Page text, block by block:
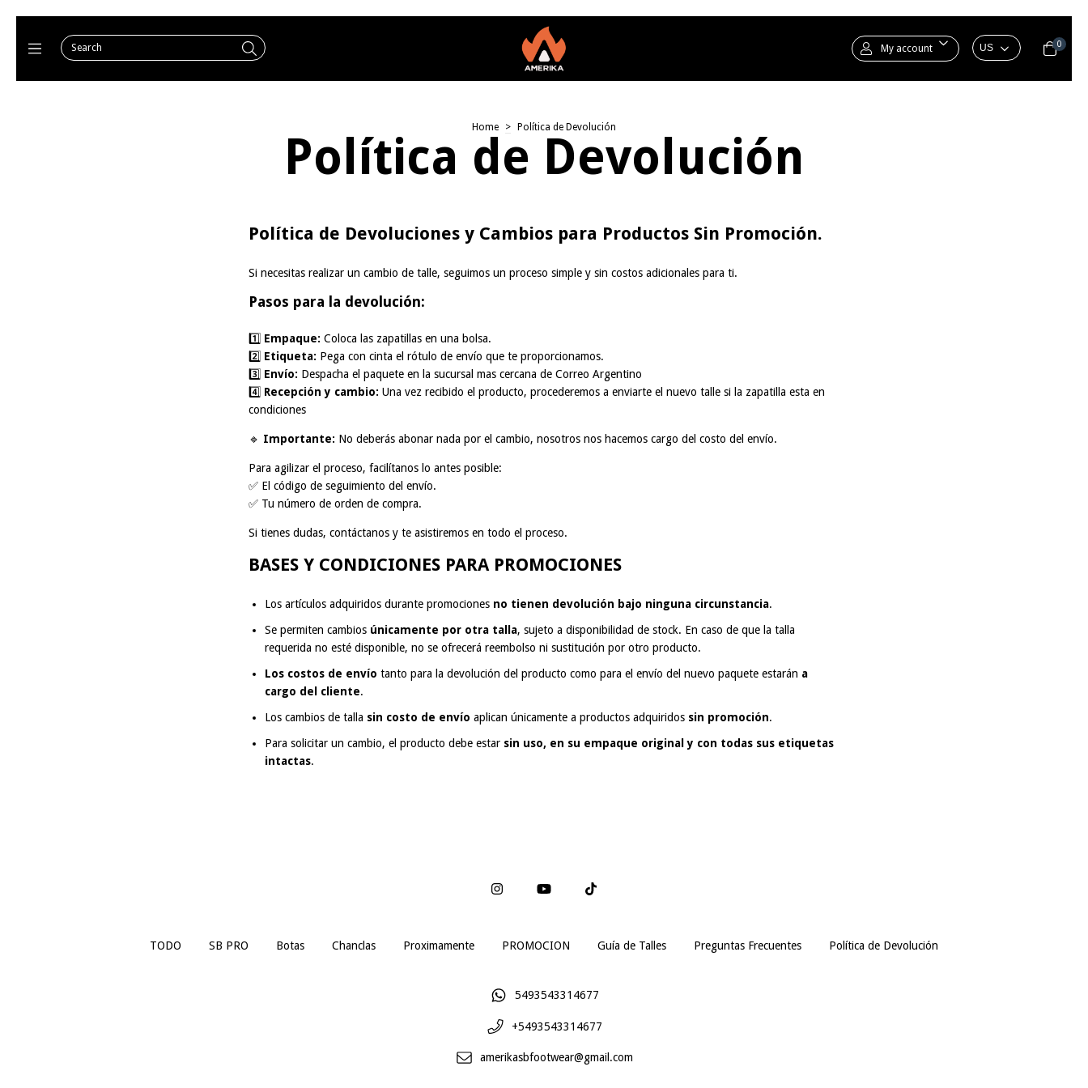
My account 0
Home > Política de Devolución
Política de Devolución
Política de Devoluciones y Cambios para Productos Sin Promoción.
Si necesitas realizar un cambio de talle, seguimos un proceso simple y sin costos adicionales para ti.
Pasos para la devolución:
1️⃣ Empaque: Coloca las zapatillas en una bolsa.
2️⃣ Etiqueta: Pega con cinta el rótulo de envío que te proporcionamos.
3️⃣ Envío: Despacha el paquete en la sucursal mas cercana de Correo Argentino
4️⃣ Recepción y cambio: Una vez recibido el producto, procederemos a enviarte el nuevo talle si la zapatilla esta en
condiciones
🔹 Importante: No deberás abonar nada por el cambio, nosotros nos hacemos cargo del costo del envío.
Para agilizar el proceso, facilítanos lo antes posible:
✅ El código de seguimiento del envío.
✅ Tu número de orden de compra.
Si tienes dudas, contáctanos y te asistiremos en todo el proceso.
BASES Y CONDICIONES PARA PROMOCIONES
Los artículos adquiridos durante promociones no tienen devolución bajo ninguna circunstancia.
Se permiten cambios únicamente por otra talla, sujeto a disponibilidad de stock. En caso de que la talla
requerida no esté disponible, no se ofrecerá reembolso ni sustitución por otro producto.
Los costos de envío tanto para la devolución del producto como para el envío del nuevo paquete estarán a
cargo del cliente.
Los cambios de talla sin costo de envío aplican únicamente a productos adquiridos sin promoción.
Para solicitar un cambio, el producto debe estar sin uso, en su empaque original y con todas sus etiquetas
intactas.
TODO SB PRO Botas Chanclas Proximamente PROMOCION Guía de Talles Preguntas Frecuentes Política de Devolución
5493543314677
+5493543314677
amerikasbfootwear@gmail.com